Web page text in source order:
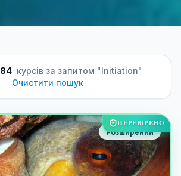
84 курсів за запитом "Initiation"
Очистити пошук
ПЕРЕВІРЕНО
Розширений